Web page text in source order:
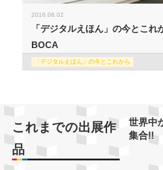
2016.06.02
「デジタルえほん」の今とこ
BOCA
「デジタルえほん」の今とこれから
これまでの出展作
品
世界中
集合!!